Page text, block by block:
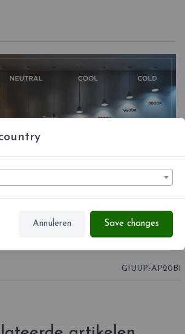
Annuleren Save changes
GIUUP-AP20BI
GIUUP-AP20BI